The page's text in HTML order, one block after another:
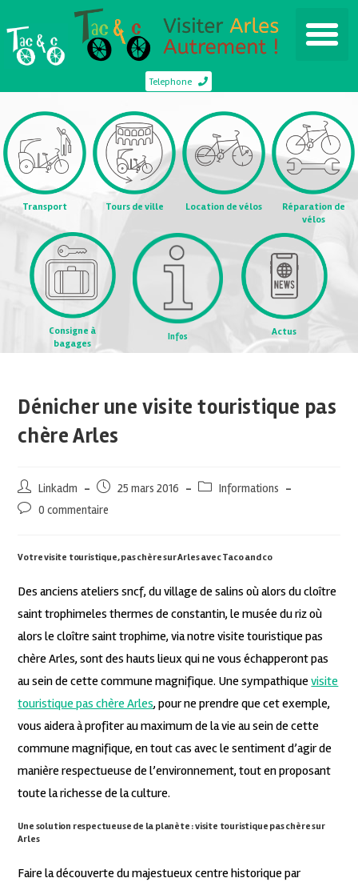
Telephone
Transport Tours de ville Location de vélos
Réparation de
vélos
Consigne à
bagages
Infos Actus
Dénicher une visite touristique pas
chère Arles
Linkadm 25 mars 2016
Informations
0 commentaire
Votre visite touristique, pas chère sur Arles avec Taco and co
Des anciens ateliers sncf, du village de salins où alors du cloître
saint trophimeles thermes de constantin, le musée du riz où
alors le cloître saint trophime, via notre visite touristique pas
chère Arles, sont des hauts lieux qui ne vous échapperont pas
au sein de cette commune magnifique. Une sympathiquevisite
touristique pas chère Arles, pour ne prendre que cet exemple,
vous aidera à profiter au maximum de la vie au sein de cette
commune magnifique, en tout cas avec le sentiment d’agir de
manière respectueuse de l’environnement, tout en proposant
toute la richesse de la culture.
Une solution respectueuse de la planète : visite touristique pas chère sur
Arles
Faire la découverte du majestueux centre historique par